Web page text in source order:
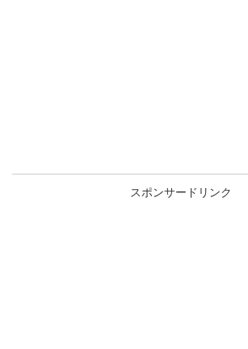
スポンサードリンク